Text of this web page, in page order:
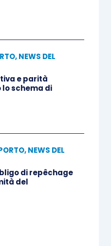
,NEWS DEL
e parità
schema di
,NEWS DEL
di repêchage
del